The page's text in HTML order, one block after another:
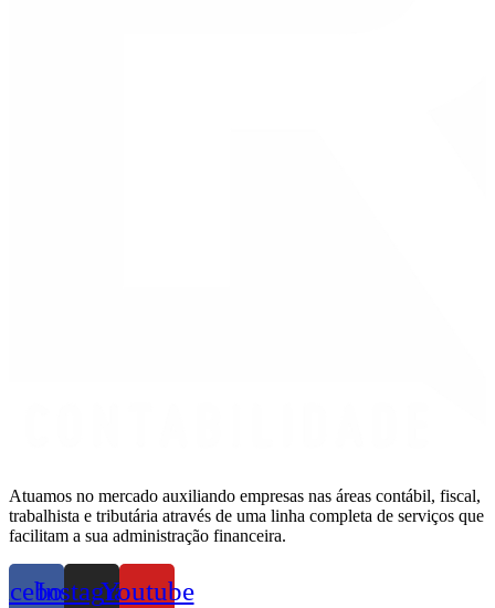
Atuamos no mercado auxiliando empresas nas áreas contábil, fiscal,
trabalhista e tributária através de uma linha completa de serviços que
facilitam a sua administração financeira.
InstagramYoutube